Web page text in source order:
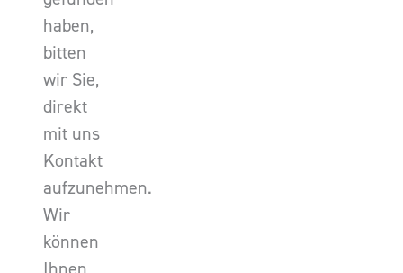
haben,
bitten
wir Sie,
direkt
mit uns
Kontakt
aufzunehmen.
Wir
können